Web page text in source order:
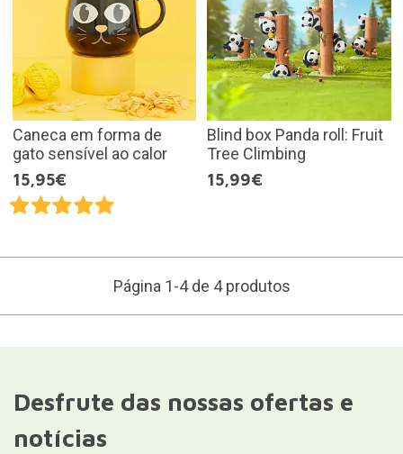
Caneca em forma de
gato sensível ao calor
15,95€
Blind box Panda roll: Fruit
Tree Climbing
15,99€
Página 1-4 de 4 produtos
Desfrute das nossas ofertas e
notícias